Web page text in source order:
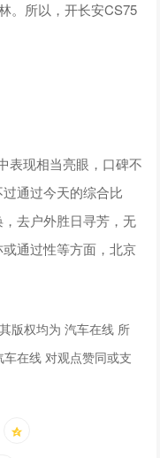
。所以，开长安CS75
表现相当亮眼，口碑不
通过今天的综合比
去户外胜日寻芳，无
通过性等方面，北京
版权均为 汽车在线 所
在线 对观点赞同或支